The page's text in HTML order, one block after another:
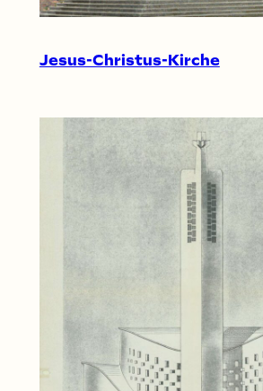
Jesus-Christus-Kirche